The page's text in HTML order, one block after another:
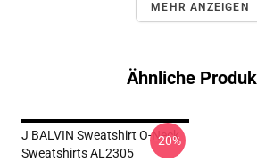
MEHR ANZEIGEN
Ähnliche
J BALVIN Sweatshirt O-Neck
Sweatshirts AL2305
-20%